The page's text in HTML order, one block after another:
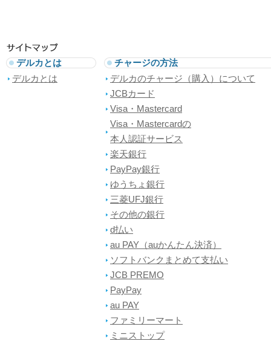
デルカとは
デルカとは
チャージの方法
デルカのチャージ（購入）について
JCBカード
Visa・Mastercard
Visa・Mastercardの
本人認証サービス
楽天銀行
PayPay銀行
ゆうちょ銀行
三菱UFJ銀行
その他の銀行
d払い
au PAY（auかんたん決済）
ソフトバンクまとめて支払い
JCB PREMO
PayPay
au PAY
ファミリーマート
ミニストップ